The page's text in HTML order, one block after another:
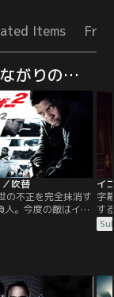
Items
【アントワーン・フークア】つながりの作品
吹替
の不正を完全抹消す
人。今度の敵はイコ
と夜の顔を合わせ
ェント、ロバー
トンの街に溶け込
虐に悪人を始末して
請負人＝イコライ
字
す
べ
ン
ー
と